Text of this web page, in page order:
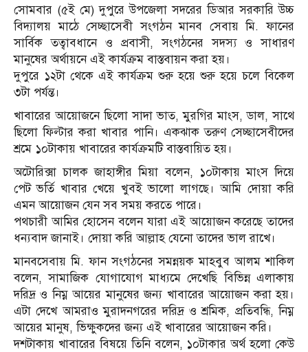
সোমবার (৫ই মে) দুপুরে উপজেলা সদরের ডিআর সরকারি উচ্চ
বিদ্যালয় মাঠে সেচ্ছাসেবী সংগঠন মানব সেবায় মি. ফানের
সার্বিক তত্বাবধানে ও প্রবাসী, সংগঠনের সদস্য ও সাধারণ
মানুষের অর্থায়নে এই কার্যক্রম বাস্তবায়ন করা হয়।
দুপুরে ১২টা থেকে এই কার্যক্রম শুরু হয়ে শুরু হয়ে চলে বিকেল
৩টা পর্যন্ত।
খাবারের আয়োজনে ছিলো সাদা ভাত, মুরগির মাংস, ডাল, সাথে
ছিলো ফিল্টার করা খাবার পানি। একঝাক তরুণ সেচ্ছাসেবীদের
শ্রমে ১০টাকায় খাবারের কার্যক্রমটি বাস্তবায়িত হয়।
অটোরিক্সা চালক জাহাঙ্গীর মিয়া বলেন, ১০টাকায় মাংস দিয়ে
পেট ভর্তি খাবার খেয়ে খুবই ভালো লাগছে। আমি দোয়া করি
এমন আয়োজন যেন সব সময় করতে পারে।
পথচারী আমির হোসেন বলেন যারা এই আয়োজন করেছে তাদের
ধন্যবাদ জানাই। দোয়া করি আল্লাহ যেনো তাদের ভাল রাখে।
মানবসেবায় মি. ফান সংগঠনের সমন্নয়ক মাহবুব আলম শাকিল
বলেন, সামাজিক যোগাযোগ মাধ্যমে দেখেছি বিভিন্ন এলাকায়
দরিদ্র ও নিম্ন আয়ের মানুষের জন্য খাবারের আয়োজন করা হয়।
এটা দেখে আমরাও মুরাদনগরের দরিদ্র ও শ্রমিক, প্রতিবন্ধি, নিম্ন
আয়ের মানুষ, ভিক্ষুকদের জন্য এই খাবারের আয়োজন করি।
দশটাকায় খাবারের বিষয়ে তিনি বলেন, ১০টাকার অর্থ হলো কেউ